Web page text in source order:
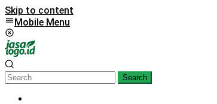
Skip to content
Mobile Menu
Search